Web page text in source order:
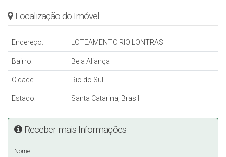
Localização do Imóvel
Endereço: LOTEAMENTO RIO LONTRAS
Bairro: Bela Aliança
Cidade: Rio do Sul
Estado: Santa Catarina, Brasil
Receber mais Informações
Nome: